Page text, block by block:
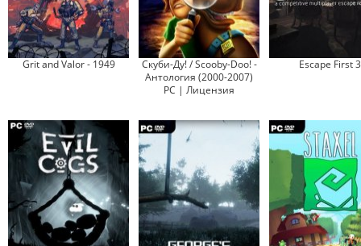
Grit and Valor - 1949
Скуби-Ду! / Scooby-Doo! -
Антология (2000-2007)
PC | Лицензия
Escape First 3